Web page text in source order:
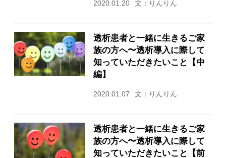
2020.01.20 文：りんりん
透析患者と一緒に生きるご家
族の方へ〜透析導入に際して
知っていただきたいこと【中
編】
2020.01.07 文：りんりん
透析患者と一緒に生きるご家
族の方へ〜透析導入に際して
知っていただきたいこと【前